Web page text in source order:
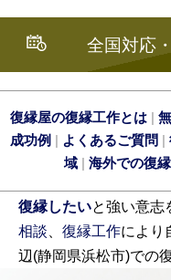
全国対応
復縁屋の復縁工作とは |
成功例 | よくあるご質問 |
域| 海外での復
復縁したいと強い意志
相談
復縁工作により
辺(静岡県浜松市)での